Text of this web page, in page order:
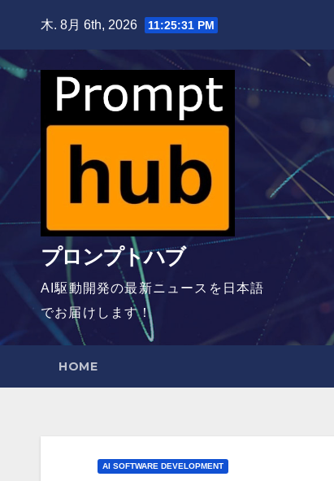
content
木. 8月 6th, 2026 11:25:32 PM
プロンプトハブ
AI駆動開発の最新ニュースを日本語
でお届けします！
HOME
AI SOFTWARE DEVELOPMENT